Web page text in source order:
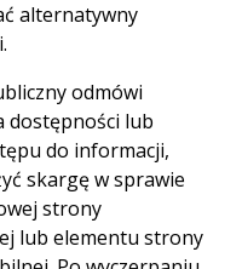
alternatywny
odmówi
dostępności lub
do informacji,
skargę w sprawie
strony
lub elementu strony